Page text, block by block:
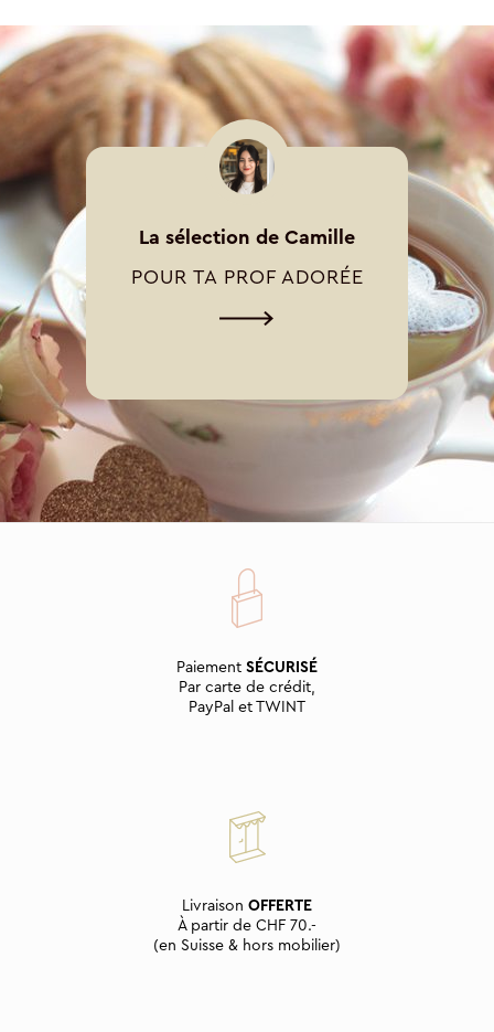
La sélection de Camille
POUR TA PROF ADORÉE
Paiement SÉCURISÉ
Par carte de crédit,
PayPal et TWINT
Livraison OFFERTE
À partir de CHF 70.-
(en Suisse & hors mobilier)